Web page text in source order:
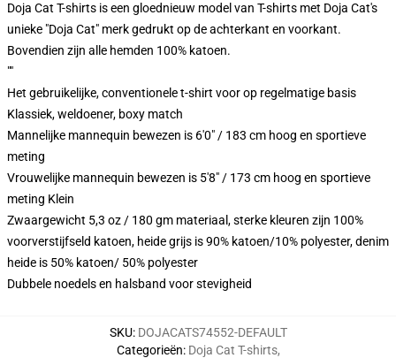
Doja Cat T-shirts is een gloednieuw model van T-shirts met Doja Cat's
unieke "Doja Cat" merk gedrukt op de achterkant en voorkant.
Bovendien zijn alle hemden 100% katoen.
""
Het gebruikelijke, conventionele t-shirt voor op regelmatige basis
Klassiek, weldoener, boxy match
Mannelijke mannequin bewezen is 6'0" / 183 cm hoog en sportieve
meting
Vrouwelijke mannequin bewezen is 5'8" / 173 cm hoog en sportieve
meting Klein
Zwaargewicht 5,3 oz / 180 gm materiaal, sterke kleuren zijn 100%
voorverstijfseld katoen, heide grijs is 90% katoen/10% polyester, denim
heide is 50% katoen/ 50% polyester
Dubbele noedels en halsband voor stevigheid
SKU: DOJACATS74552-DEFAULT
Categorieën: Doja Cat T-shirts,